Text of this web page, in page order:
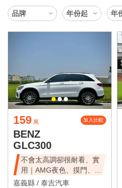
159 萬 加入比較
BENZ
GLC300
不會太高調卻很耐看、實
用｜AMG夜色、摸門、
LED頭燈
嘉義縣 / 泰吉汽車